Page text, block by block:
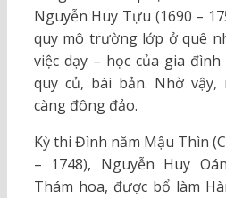
Nguyễn Huy Tựu (1690 –
quy mô trường lớp ở quê
việc dạy – học của gia
quy củ, bài bản. Nhờ vậy,
càng đông đảo.
Kỳ thi Đình năm Mậu Thìn
– 1748), Nguyễn Huy
Thám hoa, được bổ làm